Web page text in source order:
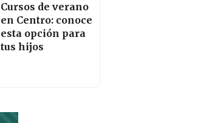
Cursos de verano
en Centro: conoce
esta opción para
tus hijos